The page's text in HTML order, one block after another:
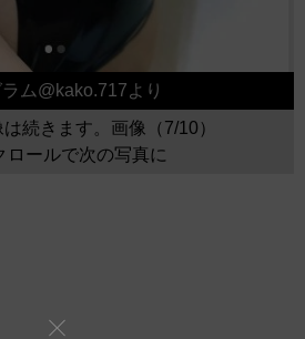
ム@kako.717より
続きます。画像（7/10）
ロールで次の写真に